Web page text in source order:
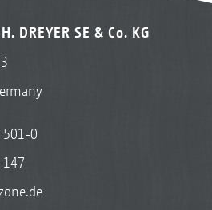
DREYER SE & Co. KG
501-0